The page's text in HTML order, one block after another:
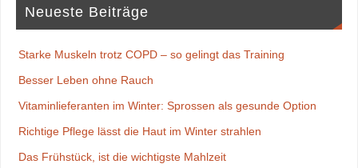
Neueste Beiträge
Starke Muskeln trotz COPD – so gelingt das Training
Besser Leben ohne Rauch
Vitaminlieferanten im Winter: Sprossen als gesunde Option
Richtige Pflege lässt die Haut im Winter strahlen
Das Frühstück, ist die wichtigste Mahlzeit